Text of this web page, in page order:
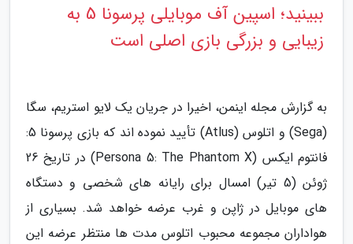
ببینید؛ اسپین آف موبایلی پرسونا 5 به
زیبایی و بزرگی بازی اصلی است
به گزارش مجله اینمن، اخیرا در جریان یک لایو استریم، سگا
(Sega) و اتلوس (Atlus) تأیید نموده اند که بازی پرسونا 5:
فانتوم ایکس (Persona 5: The Phantom X) در تاریخ 26
ژوئن (5 تیر) امسال برای رایانه های شخصی و دستگاه
های موبایل در ژاپن و غرب عرضه خواهد شد. بسیاری از
هواداران مجموعه محبوب اتلوس مدت ها منتظر عرضه این